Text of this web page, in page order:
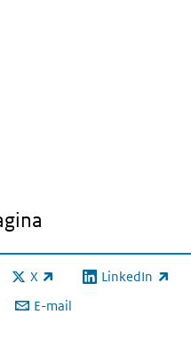
X
(externe link) LinkedIn
(externe link)
E-mail